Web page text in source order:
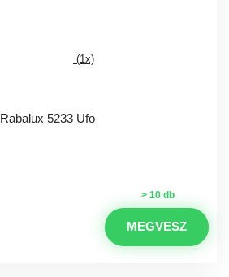
(1x)
Rabalux 5233 Ufo
> 10 db
MEGVESZ